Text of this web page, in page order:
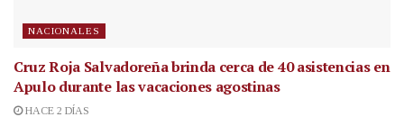
NACIONALES
Cruz Roja Salvadoreña brinda cerca de 40 asistencias en
Apulo durante las vacaciones agostinas
HACE 2 DÍAS